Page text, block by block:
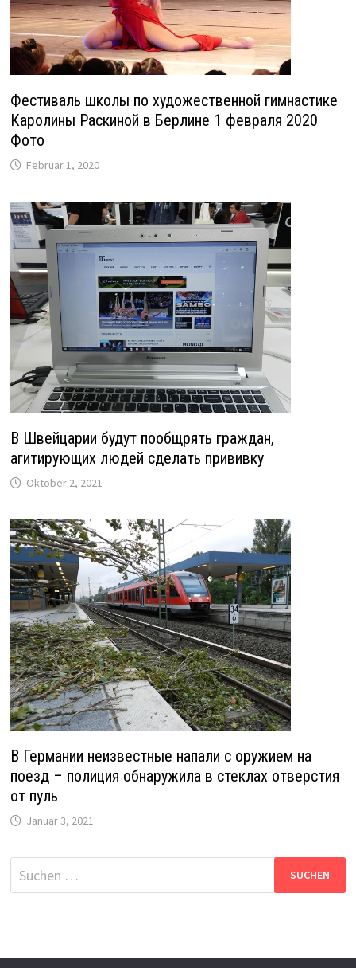
Фестиваль школы по художественной гимнастике
Каролины Раскиной в Берлине 1 февраля 2020
Фото
Februar 1, 2020
В Швейцарии будут пообщрять граждан,
агитирующих людей сделать прививку
Oktober 2, 2021
В Германии неизвестные напали с оружием на
поезд – полиция обнаружила в стеклах отверстия
от пуль
Januar 3, 2021
Suche
nach: